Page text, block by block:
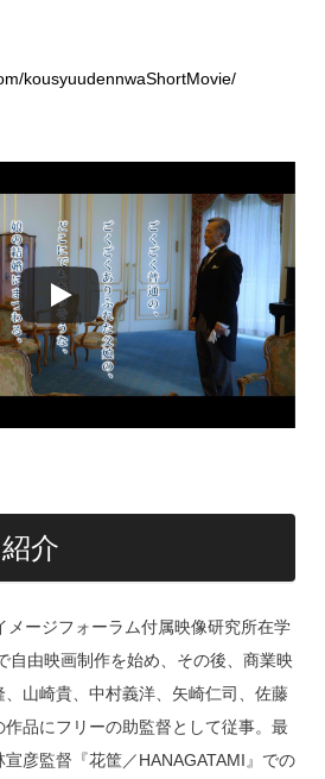
kousyuudennwaShortMovie/
介
メージフォーラム付属映像研究所在学
自由映画制作を始め、その後、商業映
山崎貴、中村義洋、矢崎仁司、佐藤
品にフリーの助監督として従事。最
彦監督『花筐／HANAGATAMI』での